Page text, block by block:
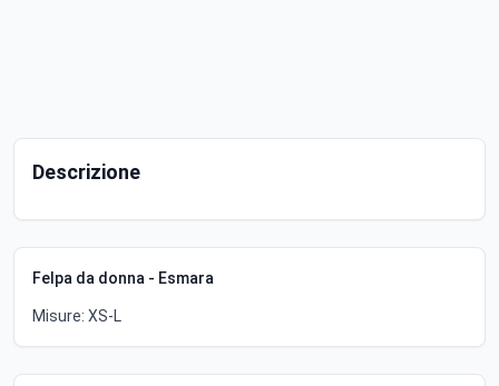
Descrizione
Felpa da donna - Esmara
Misure: XS-L